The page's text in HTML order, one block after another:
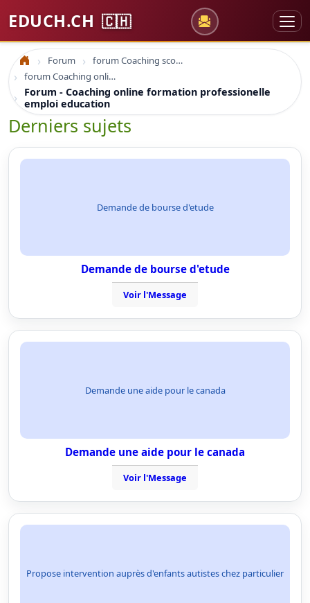
EDUCH.CH 🇨🇭
Accueil Forum
forum Coaching scolaire
forum Coaching online formation professionelle emploi education
Forum - Coaching online formation professionelle
emploi education
Derniers sujets
Demande de bourse d'etude
Demande de bourse d'etude
Voir l'Message
Demande une aide pour le canada
Demande une aide pour le canada
Voir l'Message
Propose intervention auprès d'enfants autistes chez particulier